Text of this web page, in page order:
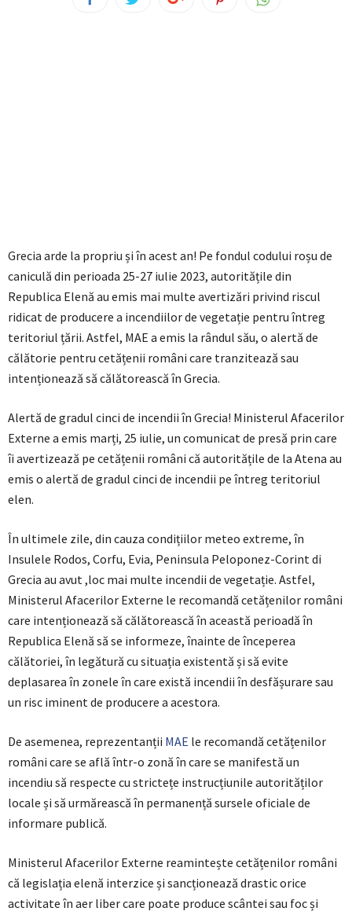
Grecia arde la propriu și în acest an! Pe fondul codului roșu de
caniculă din perioada 25-27 iulie 2023, autoritățile din
Republica Elenă au emis mai multe avertizări privind riscul
ridicat de producere a incendiilor de vegetație pentru întreg
teritoriul țării. Astfel, MAE a emis la rândul său, o alertă de
călătorie pentru cetățenii români care tranzitează sau
intenționează să călătorească în Grecia.
Alertă de gradul cinci de incendii în Grecia! Ministerul Afacerilor
Externe a emis marți, 25 iulie, un comunicat de presă prin care
îi avertizează pe cetățenii români că autoritățile de la Atena au
emis o alertă de gradul cinci de incendii pe întreg teritoriul
elen.
În ultimele zile, din cauza condițiilor meteo extreme, în
Insulele Rodos, Corfu, Evia, Peninsula Peloponez-Corint di
Grecia au avut ,loc mai multe incendii de vegetație. Astfel,
Ministerul Afacerilor Externe le recomandă cetățenilor români
care intenționează să călătorească în această perioadă în
Republica Elenă să se informeze, înainte de începerea
călătoriei, în legătură cu situația existentă și să evite
deplasarea în zonele în care există incendii în desfășurare sau
un risc iminent de producere a acestora.
De asemenea, reprezentanții MAE le recomandă cetățenilor
români care se află într-o zonă în care se manifestă un
incendiu să respecte cu strictețe instrucțiunile autorităților
locale și să urmărească în permanență sursele oficiale de
informare publică.
Ministerul Afacerilor Externe reamintește cetățenilor români
că legislația elenă interzice și sancționează drastic orice
activitate în aer liber care poate produce scântei sau foc și